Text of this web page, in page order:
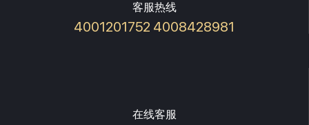
客服热线
4001201752 4008428981
在线客服